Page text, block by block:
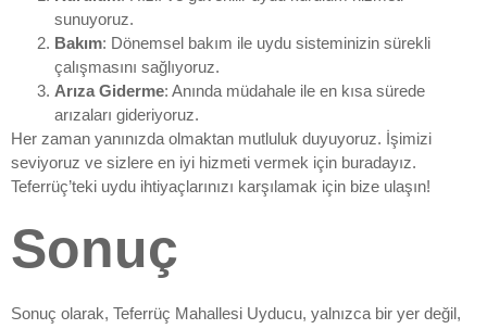
sunuyoruz.
Bakım: Dönemsel bakım ile uydu sisteminizin sürekli
çalışmasını sağlıyoruz.
Arıza Giderme: Anında müdahale ile en kısa sürede
arızaları gideriyoruz.
Her zaman yanınızda olmaktan mutluluk duyuyoruz. İşimizi
seviyoruz ve sizlere en iyi hizmeti vermek için buradayız.
Teferrüç’teki uydu ihtiyaçlarınızı karşılamak için bize ulaşın!
Sonuç
Sonuç olarak, Teferrüç Mahallesi Uyducu, yalnızca bir yer değil,